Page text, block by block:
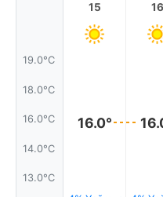
19.0°C
18.0°C
16.0°C
14.0°C
13.0°C
15
16.0°
16